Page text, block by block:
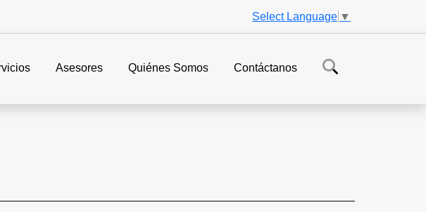
Select Language ▼
Asesores Quiénes Somos Contáctanos